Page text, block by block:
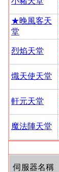
★晚風客天
堂
烈焰天堂
熾天使天堂
軒元天堂
魔法陣天堂
伺服器名稱